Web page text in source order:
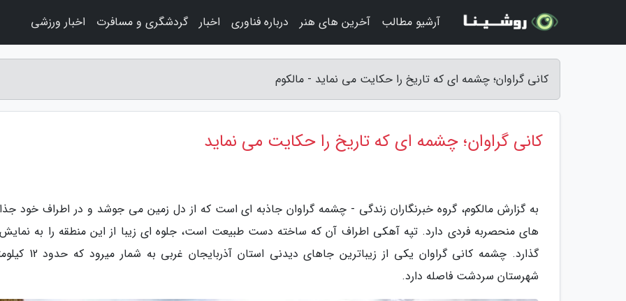
کانی گراوان؛ چشمه ای که تاریخ را حکایت می نماید - مالکوم
کانی گراوان؛ چشمه ای که تاریخ را حکایت می نماید
به گزارش مالکوم، گروه خبرنگاران زندگی - چشمه گراوان جاذبه ای است که از دل زمین می جوشد و در اطراف خود
های منحصربه فردی دارد. تپه آهکی اطراف آن که ساخته دست طبیعت است، جلوه ای زیبا از این منطقه را به
گذارد. چشمه کانی گراوان یکی از زیباترین جاهای
شهرستان سردشت فاصله دارد.
آرشیو مطالب آخرین های هنر درباره فناوری اخبار گردشگری و مسافرت اخبار ورزشی